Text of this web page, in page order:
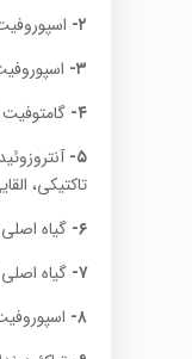
۲-
۳-
۴-
۵-
تاکتیکی،
۶- گیاه
۷- گیاه
۸-